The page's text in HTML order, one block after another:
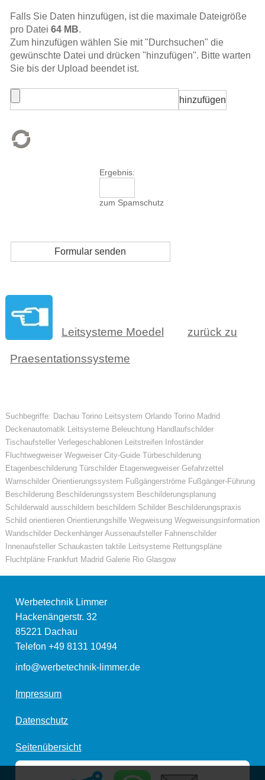
Falls Sie Daten hinzufügen, ist die maximale Dateigröße
pro Datei 64 MB.
Zum hinzufügen wählen Sie mit "Durchsuchen" die
gewünschte Datei und drücken "hinzufügen". Bitte warten
Sie bis der Upload beendet ist.
Ergebnis:
zum Spamschutz
Leitsysteme Moedel zurück zu
Praesentationssysteme
Suchbegriffe: Dachau Torino Leitsystem Orlando Torino Madrid
Deckenautomatik Leitsysteme Beleuchtung Handlaufschilder
Tischaufsteller Verlegeschablonen Leitstreifen Infoständer
Fluchtwegweiser Wegweiser City-Guide Türbeschilderung
Etagenbeschilderung Türschilder Etagenwegweiser Gefahrzettel
Warnschilder Orientierungssystem Fußgängerströme Fußgänger-Führung
Beschilderung Beschilderungssystem Beschilderungsplanung
Schilderwald ausschildern beschildern Schilder Beschilderungspraxis
Schild orientieren Orientierungshilfe Wegweisung Wegweisungsinformation
Wandschilder Deckenhänger Aussenaufsteller Fahnenschilder
Innenaufsteller Schaukasten taktile Leitsysteme Rettungspläne
Fluchtpläne Frankfurt Madrid Galerie Rio Glasgow
Werbetechnik Limmer
Hackenängerstr. 32
85221 Dachau
Telefon+49 8131 10494
info@werbetechnik-limmer.de
Impressum
Datenschutz
Seitenübersicht